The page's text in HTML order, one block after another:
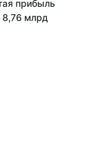
прибыль
8,76 млрд